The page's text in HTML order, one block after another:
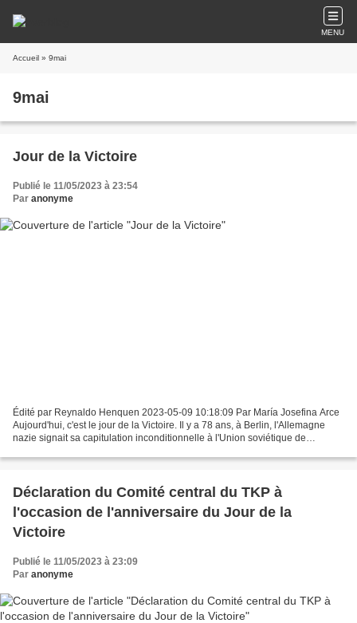
MENU
Accueil » 9mai
9mai
Jour de la Victoire
Publié le 11/05/2023 à 23:54
Par anonyme
Édité par Reynaldo Henquen 2023-05-09 10:18:09 Par María Josefina Arce
Aujourd'hui, c'est le jour de la Victoire. Il y a 78 ans, à Berlin, l'Allemagne
nazie signait sa capitulation inconditionnelle à l'Union soviétique de
Déclaration du Comité central du TKP à
l'occasion de l'anniversaire du Jour de la
Victoire
Publié le 11/05/2023 à 23:09
Par anonyme